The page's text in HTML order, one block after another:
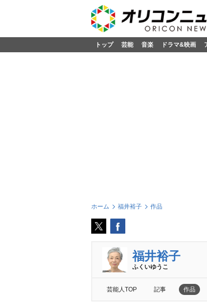
トップ 芸能 音楽 ドラマ&映画
ホーム 福井裕子 作品
福井裕子
ふくいゆうこ
芸能人TOP 記事 作品